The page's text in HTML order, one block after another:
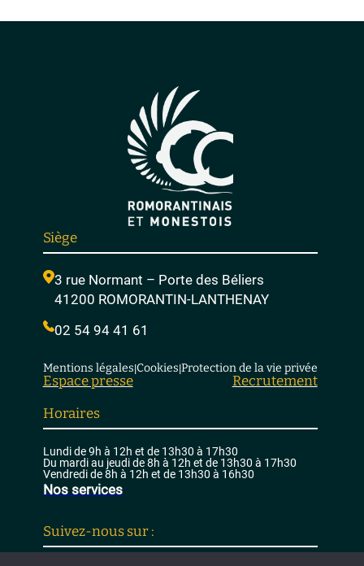
Siège
3 rue Normant – Porte des Béliers
41200 ROMORANTIN-LANTHENAY
02 54 94 41 61
Mentions légales|Cookies|Protection de la vie privée
Espace presse
Recrutement
Horaires
Lundi de 9h à 12h et de 13h30 à 17h30
Du mardi au jeudi de 8h à 12h et de 13h30 à 17h30
Vendredi de 8h à 12h et de 13h30 à 16h30
Nos services
Suivez-nous sur :